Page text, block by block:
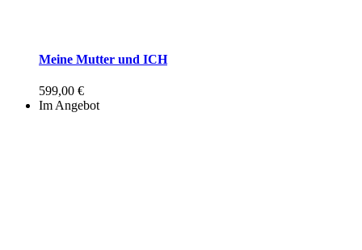
Meine Mutter und ICH
599,00 €
Im Angebot